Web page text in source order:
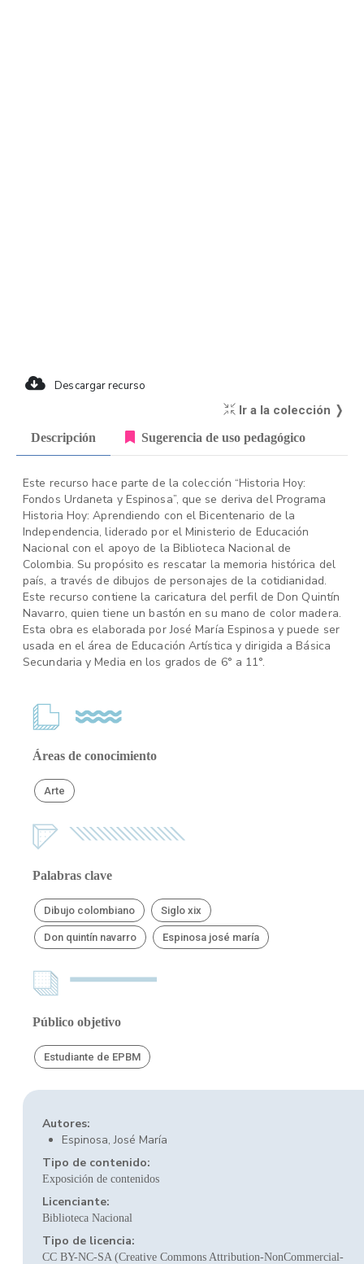
Descargar recurso
Ir a la colección ❭
Descripción Sugerencia de uso pedagógico
Este recurso hace parte de la colección “Historia Hoy:
Fondos Urdaneta y Espinosa”, que se deriva del Programa
Historia Hoy: Aprendiendo con el Bicentenario de la
Independencia, liderado por el Ministerio de Educación
Nacional con el apoyo de la Biblioteca Nacional de
Colombia. Su propósito es rescatar la memoria histórica del
país, a través de dibujos de personajes de la cotidianidad.
Este recurso contiene la caricatura del perfil de Don Quintín
Navarro, quien tiene un bastón en su mano de color madera.
Esta obra es elaborada por José María Espinosa y puede ser
usada en el área de Educación Artística y dirigida a Básica
Secundaria y Media en los grados de 6° a 11°.
Áreas de conocimiento
Arte
Palabras clave
Dibujo colombiano Siglo xix
Don quintín navarro Espinosa josé maría
Público objetivo
Estudiante de EPBM
Autores:
Espinosa, José María
Tipo de contenido:
Exposición de contenidos
Licenciante:
Biblioteca Nacional
Tipo de licencia:
CC BY-NC-SA (Creative Commons Attribution-NonCommercial-